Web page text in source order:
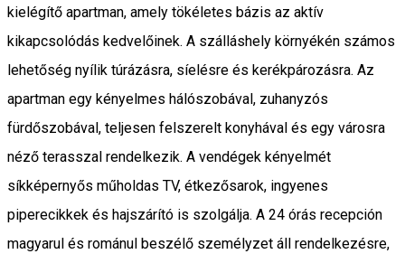
kielégítő apartman, amely tökéletes bázis az aktív
kikapcsolódás kedvelőinek. A szálláshely környékén számos
lehetőség nyílik túrázásra, síelésre és kerékpározásra. Az
apartman egy kényelmes hálószobával, zuhanyzós
fürdőszobával, teljesen felszerelt konyhával és egy városra
néző terasszal rendelkezik. A vendégek kényelmét
síkképernyős műholdas TV, étkezősarok, ingyenes
piperecikkek és hajszárító is szolgálja. A 24 órás recepción
magyarul és románul beszélő személyzet áll rendelkezésre,